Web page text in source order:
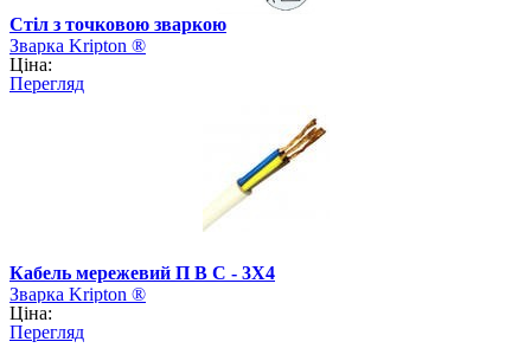
Стіл з точковою зваркою
Зварка Kripton ®
Ціна:
Перегляд
Кабель мережевий П В С - 3Х4
Зварка Kripton ®
Ціна:
Перегляд